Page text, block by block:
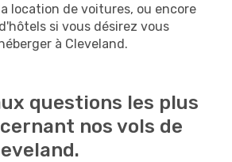
location de voitures, ou encore
si vous désirez vous
à Cleveland.
questions les plus
nos vols de